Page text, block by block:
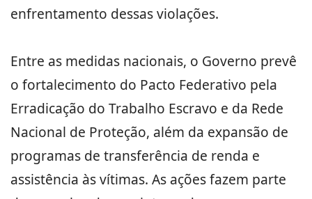
enfrentamento dessas violações.
Entre as medidas nacionais, o Governo prevê
o fortalecimento do Pacto Federativo pela
Erradicação do Trabalho Escravo e da Rede
Nacional de Proteção, além da expansão de
programas de transferência de renda e
assistência às vítimas. As ações fazem parte